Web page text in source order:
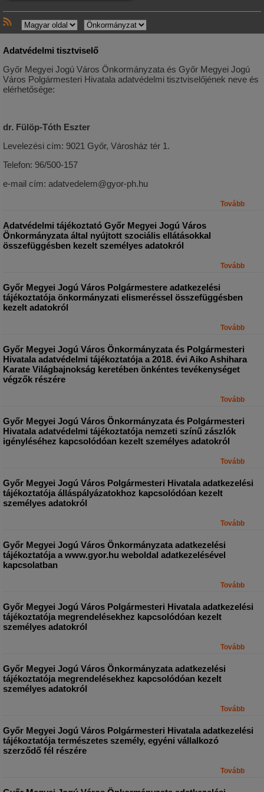
Adatvédelmi tisztviselő
Győr Megyei Jogú Város Önkormányzata és Győr Megyei Jogú
Város Polgármesteri Hivatala adatvédelmi tisztviselőjének neve és
elérhetősége:
dr. Fülöp-Tóth Eszter
Levelezési cím: 9021 Győr, Városház tér 1.
Telefon: 96/500-157
e-mail cím: adatvedelem@gyor-ph.hu
Tovább
Adatvédelmi tájékoztató Győr Megyei Jogú Város
Önkormányzata által nyújtott szociális ellátásokkal
összefüggésben kezelt személyes adatokról
Tovább
Győr Megyei Jogú Város Polgármestere adatkezelési
tájékoztatója önkormányzati elismeréssel összefüggésben
kezelt adatokról
Tovább
Győr Megyei Jogú Város Önkormányzata és Polgármesteri
Hivatala adatvédelmi tájékoztatója a 2018. évi Aiko Ashihara
Karate Világbajnokság keretében önkéntes tevékenységet
végzők részére
Tovább
Győr Megyei Jogú Város Önkormányzata és Polgármesteri
Hivatala adatvédelmi tájékoztatója nemzeti színű zászlók
igényléséhez kapcsolódóan kezelt személyes adatokról
Tovább
Győr Megyei Jogú Város Polgármesteri Hivatala adatkezelési
tájékoztatója álláspályázatokhoz kapcsolódóan kezelt
személyes adatokról
Tovább
Győr Megyei Jogú Város Önkormányzata adatkezelési
tájékoztatója a www.gyor.hu weboldal adatkezelésével
kapcsolatban
Tovább
Győr Megyei Jogú Város Polgármesteri Hivatala adatkezelési
tájékoztatója megrendelésekhez kapcsolódóan kezelt
személyes adatokról
Tovább
Győr Megyei Jogú Város Önkormányzata adatkezelési
tájékoztatója megrendelésekhez kapcsolódóan kezelt
személyes adatokról
Tovább
Győr Megyei Jogú Város Polgármesteri Hivatala adatkezelési
tájékoztatója természetes személy, egyéni vállalkozó
szerződő fél részére
Tovább